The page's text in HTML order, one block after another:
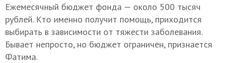
Ежемесячный бюджет фонда — около 500 тысяч
рублей. Кто именно получит помощь, приходится
выбирать в зависимости от тяжести заболевания.
Бывает непросто, но бюджет ограничен, признается
Фатима.